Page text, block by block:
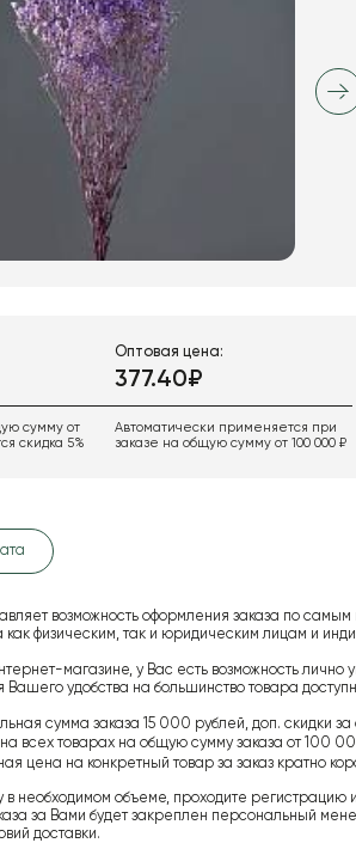
сумму от
скидка 5%
Оптовая цена:
377.40₽
Автоматически применяется при
заказе на общую сумму от 100 000 ₽
возможность оформления заказа по
как физическим, так и юридическим лицам и
магазине, у Вас есть возможность лично
Вашего удобства на большинство товара
сумма заказа 15 000 рублей, доп. скидки за
всех товарах на общую сумму заказа от 100
цена на конкретный товар за заказ кратно
в необходимом объеме, проходите регистрацию
за Вами будет закреплен персональный
доставки.